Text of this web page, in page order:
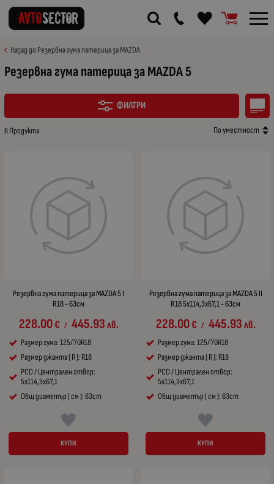
Назад до Резервна гума патерица за MAZDA
Резервна гума патерица за MAZDA 5
ФИЛТРИ
6 Продукта По уместност
Резервна гума патерица за MAZDA 5 I
R18 - 63см
228.00€ / 445.93лв.
Размер гума: 125/70R18
Размер джанта ( R ): R18
PCD / Централен отвор:
5x114,3x67,1
Общ диаметър ( см ): 63cm
КУПИ
Резервна гума патерица за MAZDA 5 II
R18 5x114,3x67,1 - 63см
228.00€ / 445.93лв.
Размер гума: 125/70R18
Размер джанта ( R ): R18
PCD / Централен отвор:
5x114,3x67,1
Общ диаметър ( см ): 63cm
КУПИ